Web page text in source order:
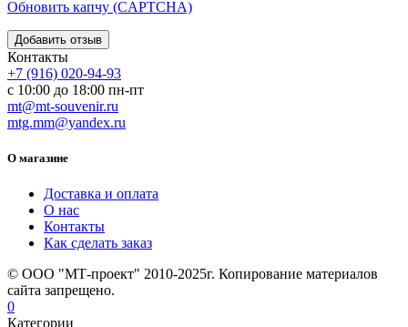
Обновить капчу (CAPTCHA)
Контакты
+7 (916) 020-94-93
с 10:00 до 18:00 пн-пт
mt@mt-souvenir.ru
mtg.mm@yandex.ru
О магазине
Доставка и оплата
О нас
Контакты
Как сделать заказ
© ООО "МТ-проект" 2010-2025г. Копирование материалов
сайта запрещено.
0
Категории